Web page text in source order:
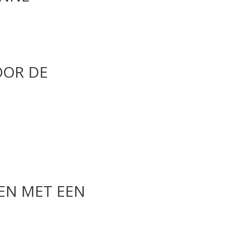
DE
MET EEN